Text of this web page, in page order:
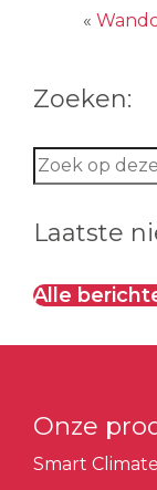
«
Zoeken:
Zoek
op
deze
Laatste
Alle
Onze
Smart